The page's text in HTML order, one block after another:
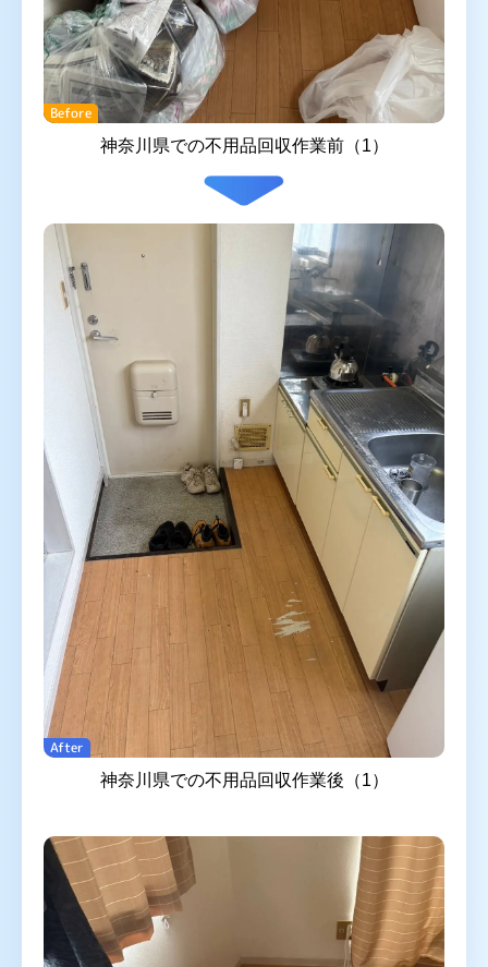
Before
神奈川県での不用品回収作業前（1）
After
神奈川県での不用品回収作業後（1）